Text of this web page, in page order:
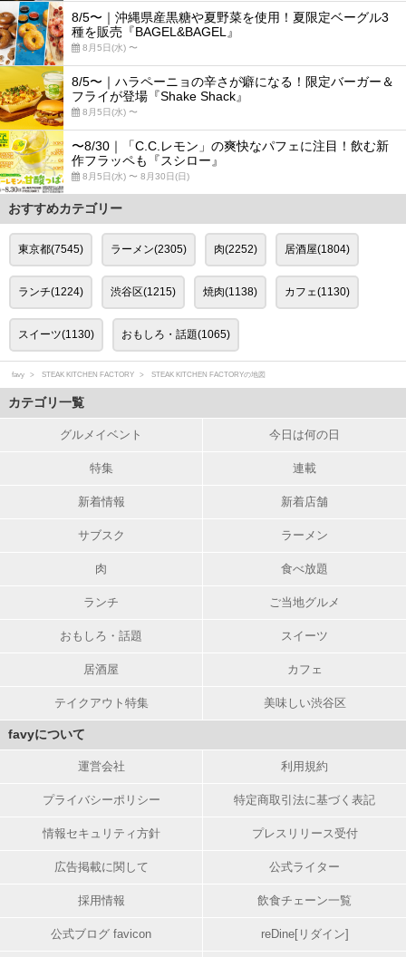
8/5〜｜沖縄県産黒糖や夏野菜を使用！夏限定ベーグル3
種を販売『BAGEL&BAGEL』
8月5日(水) 〜
8/5〜｜ハラペーニョの辛さが癖になる！限定バーガー＆
フライが登場『Shake Shack』
8月5日(水) 〜
〜8/30｜「C.C.レモン」の爽快なパフェに注目！飲む新
作フラッペも『スシロー』
8月5日(水) 〜 8月30日(日)
おすすめカテゴリー
東京都(7545) ラーメン(2305) 肉(2252) 居酒屋(1804)
ランチ(1224) 渋谷区(1215) 焼肉(1138) カフェ(1130)
スイーツ(1130) おもしろ・話題(1065)
favy STEAK KITCHEN FACTORY STEAK KITCHEN FACTORYの地図
カテゴリ一覧
グルメイベント 今日は何の日
特集 連載
新着情報 新着店舗
サブスク ラーメン
肉 食べ放題
ランチ ご当地グルメ
おもしろ・話題 スイーツ
居酒屋 カフェ
テイクアウト特集 美味しい渋谷区
favyについて
運営会社 利用規約
プライバシーポリシー 特定商取引法に基づく表記
情報セキュリティ方針 プレスリリース受付
広告掲載に関して 公式ライター
採用情報 飲食チェーン一覧
公式ブログ favicon reDine[リダイン]